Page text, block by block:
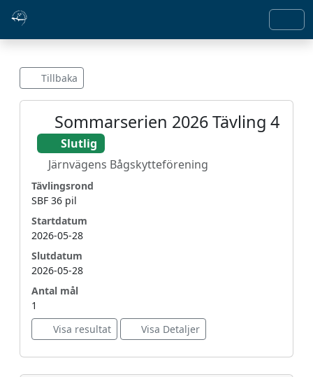
Tillbaka
Sommarserien 2026 Tävling 4
Slutlig
Järnvägens Bågskytteförening
Tävlingsrond
SBF 36 pil
Startdatum
2026-05-28
Slutdatum
2026-05-28
Antal mål
1
Visa resultat
Visa Detaljer